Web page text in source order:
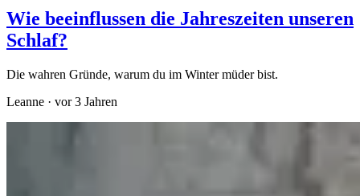
Wie beeinflussen die Jahreszeiten unseren
Schlaf?
Die wahren Gründe, warum du im Winter müder bist.
Leanne · vor 3 Jahren